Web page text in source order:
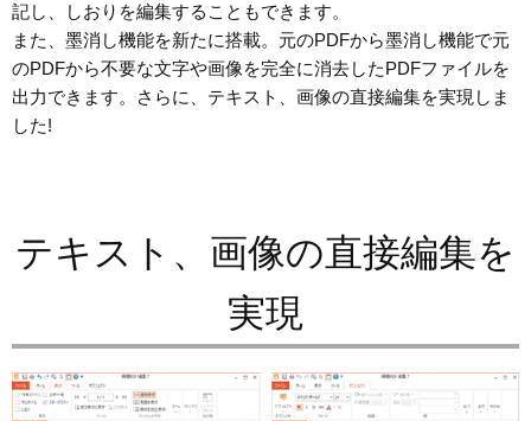
記し、しおりを編集することもできます。
また、墨消し機能を新たに搭載。元のPDFから墨消し機能で元
のPDFから不要な文字や画像を完全に消去したPDFファイルを
出力できます。さらに、テキスト、画像の直接編集を実現しま
した!
テキスト、画像の直接編集を
実現